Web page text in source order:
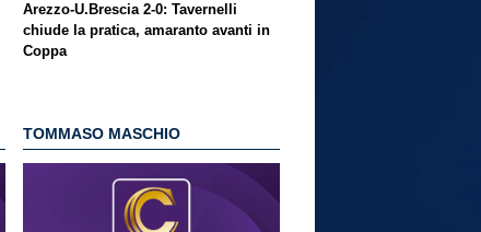
Arezzo-U.Brescia 2-0: Tavernelli
chiude la pratica, amaranto avanti in
Coppa
TOMMASO MASCHIO